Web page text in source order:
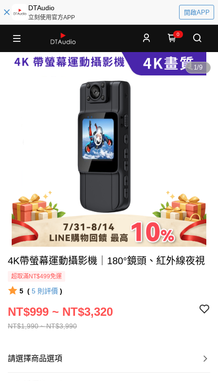
DTAudio
立刻使用官方APP
開啟APP
0
1/9
4K帶螢幕運動攝影機｜180°鏡頭、紅外線夜視
超取滿NT$499免運
5 ( 5 則評價 )
NT$1,990 ~ NT$3,990
NT$999 ~ NT$3,320
請選擇商品選項